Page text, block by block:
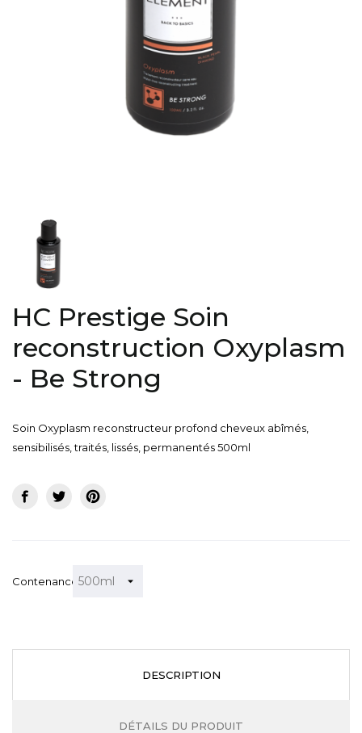
HC Prestige Soin
reconstruction Oxyplasm
- Be Strong
Soin Oxyplasm reconstructeur profond cheveux abîmés,
sensibilisés, traités, lissés, permanentés 500ml
Contenance
DESCRIPTION
DÉTAILS DU PRODUIT